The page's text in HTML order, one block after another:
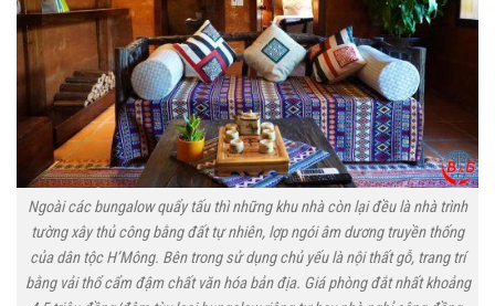
Ngoài các bungalow quẩy tấu thì những khu nhà còn lại đều là nhà trình
tường xây thủ công bằng đất tự nhiên, lợp ngói âm dương truyền thống
của dân tộc H’Mông. Bên trong sử dụng chủ yếu là nội thất gỗ, trang trí
bằng vải thổ cẩm đậm chất văn hóa bản địa. Giá phòng đắt nhất khoảng